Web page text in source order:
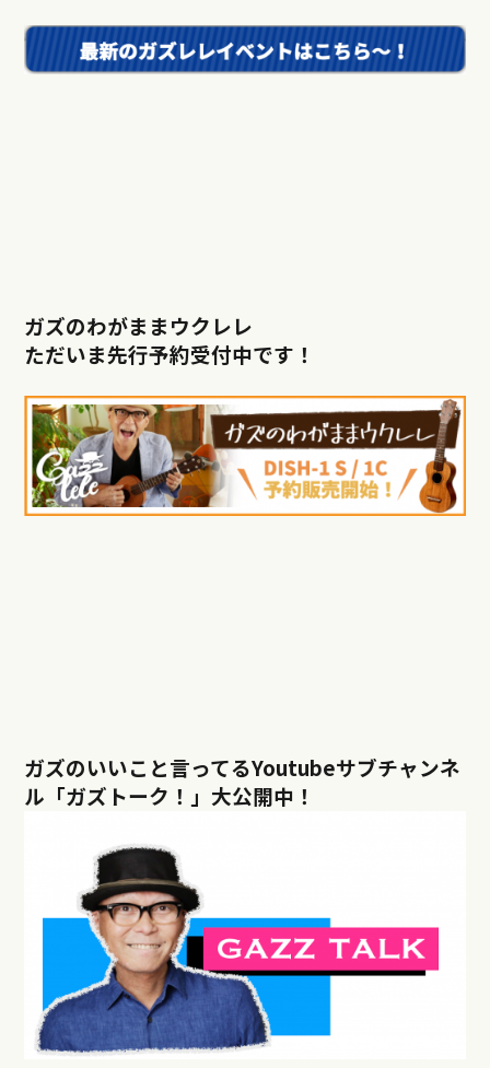
ガズのわがままウクレレ
ただいま先行予約受付中です！
ガズのいいこと言ってるYoutubeサブチャンネ
ル「ガズトーク！」大公開中！